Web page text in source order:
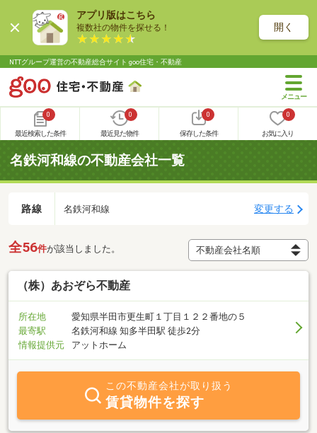
アプリ版はこちら
複数社の物件を探せる！ 開く
NTTグループ運営の不動産総合サイト goo住宅・不動産
0
最近検索した条件
0
最近見た物件
0
保存した条件
0
お気に入り
名鉄河和線の不動産会社一覧
路線 名鉄河和線 変更する
全56件が該当しました。
（株）あおぞら不動産
所在地
愛知県半田市更生町１丁目１２２番地の５
最寄駅
名鉄河和線 知多半田駅 徒歩2分
情報提供元
アットホーム
この不動産会社が取り扱う
賃貸物件を探す